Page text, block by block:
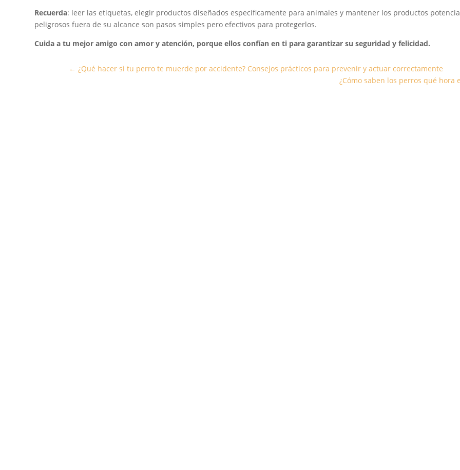
Recuerda: leer las etiquetas, elegir productos diseñados específicamente para animales y mantener los productos
peligrosos fuera de su alcance son pasos simples pero efectivos para protegerlos.
Cuida a tu mejor amigo con amor y atención, porque ellos confían en ti para garantizar su seguridad y felicidad.
←¿Qué hacer si tu perro te muerde por accidente? Consejos prácticos para prevenir y actuar correctamente
¿Cómo saben los perros qué hora